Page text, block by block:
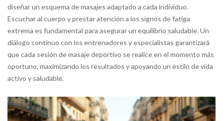
diseñar un esquema de masajes adaptado a cada individuo.
Escuchar al cuerpo y prestar atención a los signos de fatiga
extrema es fundamental para asegurar un equilibrio saludable. Un
diálogo continuo con los entrenadores y especialistas garantizará
que cada sesión de masaje deportivo se realice en el momento más
oportuno, maximizando los resultados y apoyando un estilo de vida
activo y saludable.